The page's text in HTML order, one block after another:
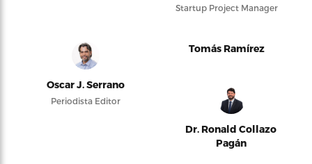
Startup Project Manager
Oscar J. Serrano
Periodista Editor
Tomás Ramírez
Dr. Ronald Collazo
Pagán